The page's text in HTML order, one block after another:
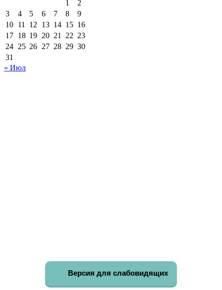
1
2
3
4 5 6 7 8
9
10 11 12 13 14 15 16
17 18 19 20 21 22 23
24 25 26 27 28 29 30
31
« Июл
Версия для слабовидящих